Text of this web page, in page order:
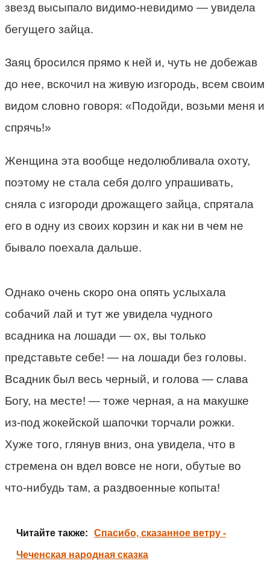
звезд высыпало видимо-невидимо — увидела
бегущего зайца.
Заяц бросился прямо к ней и, чуть не добежав
до нее, вскочил на живую изгородь, всем своим
видом словно говоря: «Подойди, возьми меня и
спрячь!»
Женщина эта вообще недолюбливала охоту,
поэтому не стала себя долго упрашивать,
сняла с изгороди дрожащего зайца, спрятала
его в одну из своих корзин и как ни в чем не
бывало поехала дальше.
Однако очень скоро она опять услыхала
собачий лай и тут же увидела чудного
всадника на лошади — ох, вы только
представьте себе! — на лошади без головы.
Всадник был весь черный, и голова — слава
Богу, на месте! — тоже черная, а на макушке
из-под жокейской шапочки торчали рожки.
Хуже того, глянув вниз, она увидела, что в
стремена он вдел вовсе не ноги, обутые во
что-нибудь там, а раздвоенные копыта!
Читайте также: Спасибо, сказанное ветру -
Чеченская народная сказка